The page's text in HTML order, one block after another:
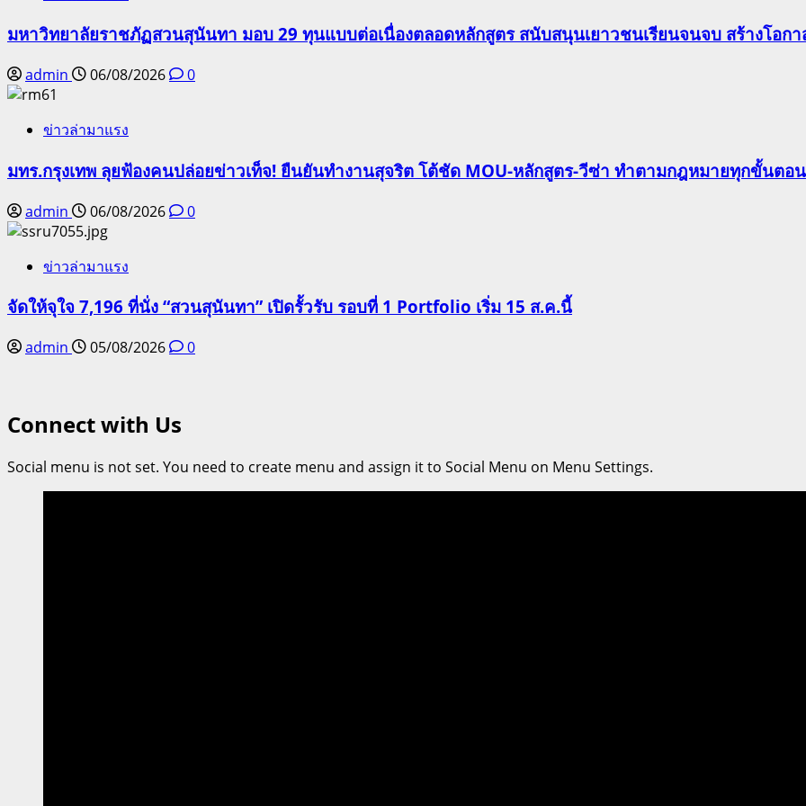
มหาวิทยาลัยราชภัฏสวนสุนันทา มอบ 29 ทุนแบบต่อเนื่องตลอดหลักสูตร สนับสนุนเยาวชนเรียนจนจบ สร้างโอกา
admin 06/08/2026 0
ข่าวล่ามาแรง
มทร.กรุงเทพ ลุยฟ้องคนปล่อยข่าวเท็จ! ยืนยันทำงานสุจริต โต้ชัด MOU-หลักสูตร-วีซ่า ทำตามกฎหมายทุกขั้นตอน
admin 06/08/2026 0
ข่าวล่ามาแรง
จัดให้จุใจ 7,196 ที่นั่ง “สวนสุนันทา” เปิดรั้วรับ รอบที่ 1 Portfolio เริ่ม 15 ส.ค.นี้
admin 05/08/2026 0
Connect with Us
Social menu is not set. You need to create menu and assign it to Social Menu on Menu Settings.